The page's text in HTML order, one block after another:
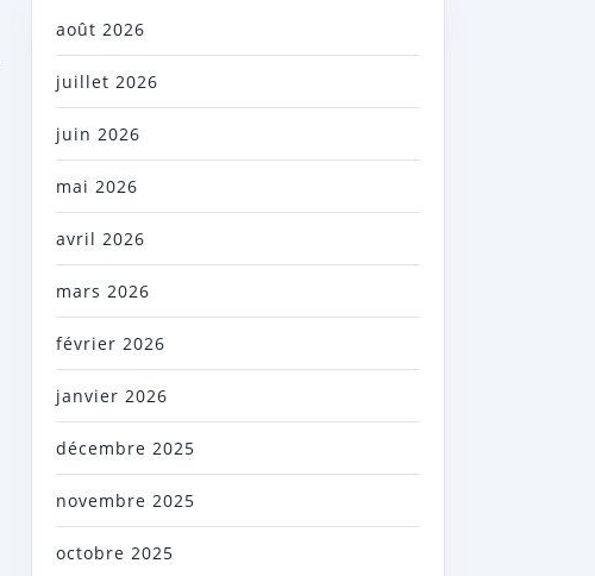
août 2026
juillet 2026
juin 2026
mai 2026
avril 2026
mars 2026
février 2026
janvier 2026
décembre 2025
novembre 2025
octobre 2025